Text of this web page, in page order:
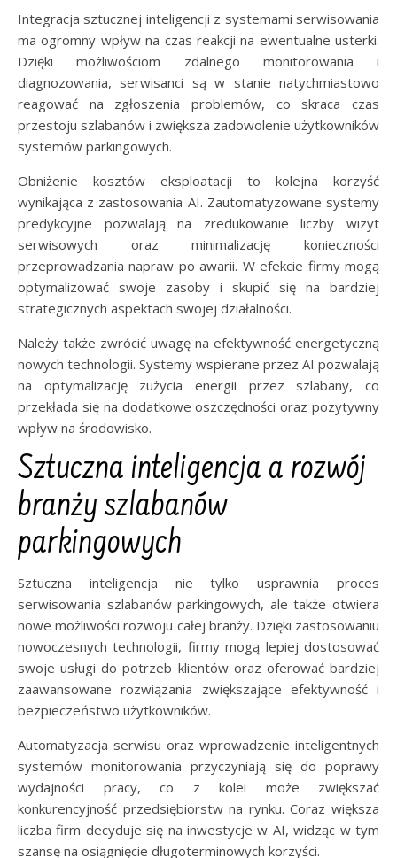
Integracja sztucznej inteligencji z systemami serwisowania
ma ogromny wpływ na czas reakcji na ewentualne usterki.
Dzięki możliwościom zdalnego monitorowania i
diagnozowania, serwisanci są w stanie natychmiastowo
reagować na zgłoszenia problemów, co skraca czas
przestoju szlabanów i zwiększa zadowolenie użytkowników
systemów parkingowych.
Obniżenie kosztów eksploatacji to kolejna korzyść
wynikająca z zastosowania AI. Zautomatyzowane systemy
predykcyjne pozwalają na zredukowanie liczby wizyt
serwisowych oraz minimalizację konieczności
przeprowadzania napraw po awarii. W efekcie firmy mogą
optymalizować swoje zasoby i skupić się na bardziej
strategicznych aspektach swojej działalności.
Należy także zwrócić uwagę na efektywność energetyczną
nowych technologii. Systemy wspierane przez AI pozwalają
na optymalizację zużycia energii przez szlabany, co
przekłada się na dodatkowe oszczędności oraz pozytywny
wpływ na środowisko.
Sztuczna inteligencja a rozwój
branży szlabanów
parkingowych
Sztuczna inteligencja nie tylko usprawnia proces
serwisowania szlabanów parkingowych, ale także otwiera
nowe możliwości rozwoju całej branży. Dzięki zastosowaniu
nowoczesnych technologii, firmy mogą lepiej dostosować
swoje usługi do potrzeb klientów oraz oferować bardziej
zaawansowane rozwiązania zwiększające efektywność i
bezpieczeństwo użytkowników.
Automatyzacja serwisu oraz wprowadzenie inteligentnych
systemów monitorowania przyczyniają się do poprawy
wydajności pracy, co z kolei może zwiększać
konkurencyjność przedsiębiorstw na rynku. Coraz większa
liczba firm decyduje się na inwestycje w AI, widząc w tym
szansę na osiągnięcie długoterminowych korzyści.